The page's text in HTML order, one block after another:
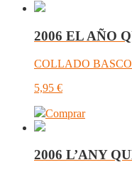
2006 EL AÑO
COLLADO
5,95 €
Comprar
2006 L’ANY